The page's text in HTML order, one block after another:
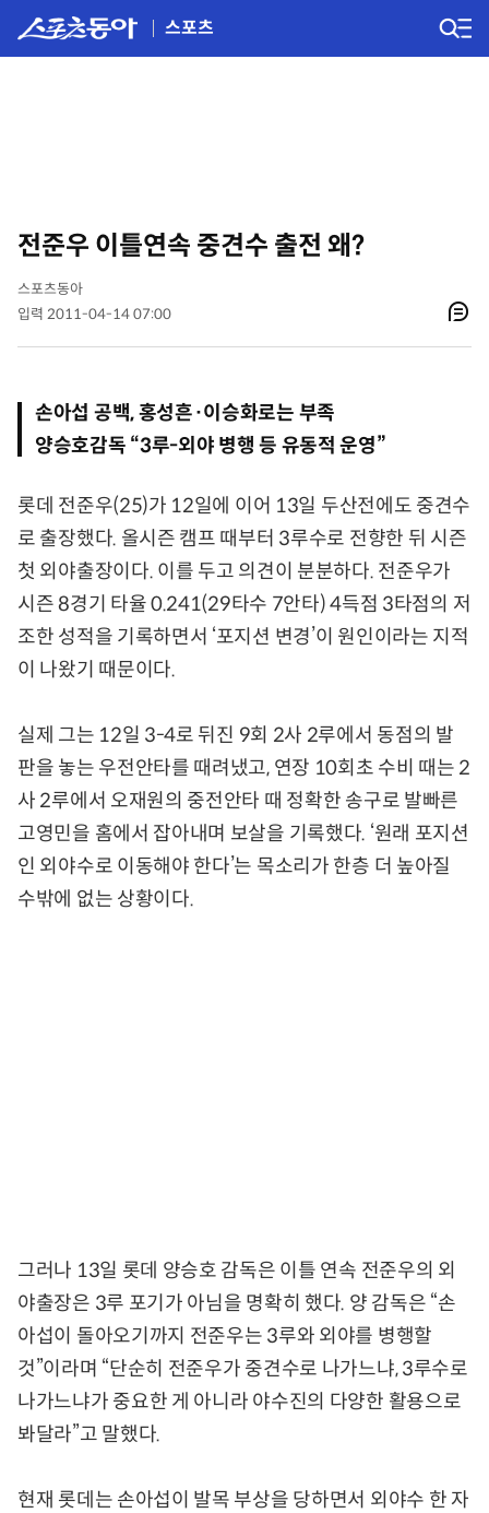
스포츠
전준우 이틀연속 중견수 출전 왜?
스포츠동아
입력 2011-04-14 07:00
손아섭 공백, 홍성흔·이승화로는 부족
양승호감독 “3루-외야 병행 등 유동적 운영”
롯데 전준우(25)가 12일에 이어 13일 두산전에도 중견수
로 출장했다. 올시즌 캠프 때부터 3루수로 전향한 뒤 시즌
첫 외야출장이다. 이를 두고 의견이 분분하다. 전준우가
시즌 8경기 타율 0.241(29타수 7안타) 4득점 3타점의 저
조한 성적을 기록하면서 ‘포지션 변경’이 원인이라는 지적
이 나왔기 때문이다.
실제 그는 12일 3-4로 뒤진 9회 2사 2루에서 동점의 발
판을 놓는 우전안타를 때려냈고, 연장 10회초 수비 때는 2
사 2루에서 오재원의 중전안타 때 정확한 송구로 발빠른
고영민을 홈에서 잡아내며 보살을 기록했다. ‘원래 포지션
인 외야수로 이동해야 한다’는 목소리가 한층 더 높아질
수밖에 없는 상황이다.
그러나 13일 롯데 양승호 감독은 이틀 연속 전준우의 외
야출장은 3루 포기가 아님을 명확히 했다. 양 감독은 “손
아섭이 돌아오기까지 전준우는 3루와 외야를 병행할
것”이라며 “단순히 전준우가 중견수로 나가느냐, 3루수로
나가느냐가 중요한 게 아니라 야수진의 다양한 활용으로
봐달라”고 말했다.
현재 롯데는 손아섭이 발목 부상을 당하면서 외야수 한 자